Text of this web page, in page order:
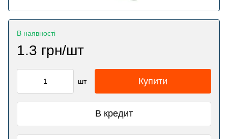
В наявності
1.3 грн/шт
шт Купити
В кредит